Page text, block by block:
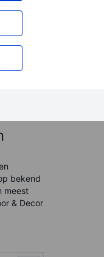
die
van
het
bekend
meest
& Decor